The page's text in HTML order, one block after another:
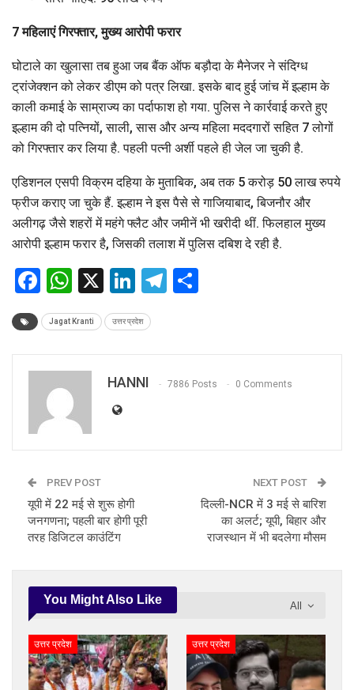
7 महिलाएं गिरफ्तार, मुख्य आरोपी फरार
घोटाले का खुलासा तब हुआ जब बैंक ऑफ बड़ौदा के मैनेजर ने संदिग्ध
ट्रांजेक्शन को लेकर डीएम को पत्र लिखा. इसके बाद हुई जांच में इल्हाम के
काली कमाई के साम्राज्य का पर्दाफाश हो गया. पुलिस ने कार्रवाई करते हुए
इल्हाम की दो पत्नियों, साली, सास और अन्य महिला मददगारों सहित 7 लोगों
को गिरफ्तार कर लिया है. पहली पत्नी अर्शी पहले ही जेल जा चुकी है.
एडिशनल एसपी विक्रम दहिया के मुताबिक, अब तक 5 करोड़ 50 लाख रुपये
फ्रीज कराए जा चुके हैं. इल्हाम ने इस पैसे से गाजियाबाद, बिजनौर और
अलीगढ़ जैसे शहरों में महंगे फ्लैट और जमीनें भी खरीदी थीं. फिलहाल मुख्य
आरोपी इल्हाम फरार है, जिसकी तलाश में पुलिस दबिश दे रही है.
Facebook
WhatsApp
X LinkedIn
Telegram
Jagat Kranti उत्तर प्रदेश
HANNI 7886 Posts 0 Comments
PREV POST
यूपी में 22 मई से शुरू होगी
जनगणना; पहली बार होगी पूरी
तरह डिजिटल काउंटिंग
NEXT POST
दिल्ली-NCR में 3 मई से बारिश
का अलर्ट; यूपी, बिहार और
राजस्थान में भी बदलेगा मौसम
All
You Might Also Like
उत्तर प्रदेश उत्तर प्रदेश